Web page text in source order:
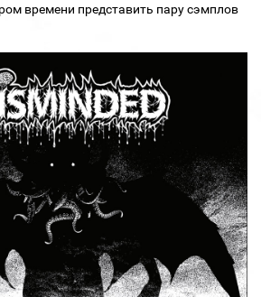
времени представить пару сэмплов